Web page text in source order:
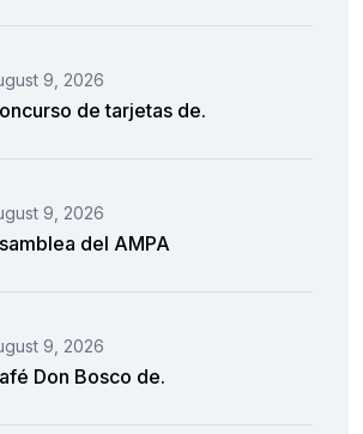
9, 2026
de tarjetas de.
9, 2026
del AMPA
9, 2026
Don Bosco de.